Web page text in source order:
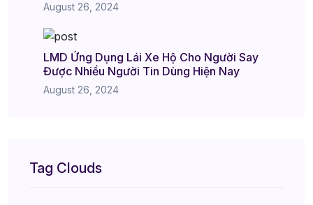
August 26, 2024
LMD Ứng Dụng Lái Xe Hộ Cho Người Say
Được Nhiều Người Tin Dùng Hiện Nay
August 26, 2024
Tag Clouds